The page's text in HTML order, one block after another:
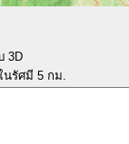
3D
นรัศมี 5 กม.